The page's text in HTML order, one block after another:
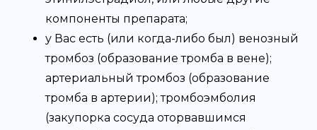
компоненты препарата;
у Вас есть (или когда-либо был) венозный
тромбоз (образование тромба в вене);
артериальный тромбоз (образование
тромба в артерии); тромбоэмболия
(закупорка сосуда оторвавшимся